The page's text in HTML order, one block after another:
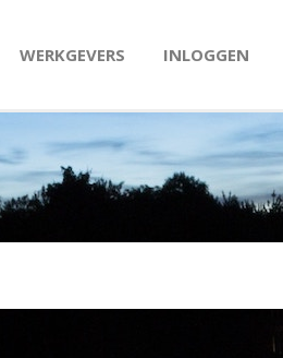
WERKGEVERS INLOGGEN